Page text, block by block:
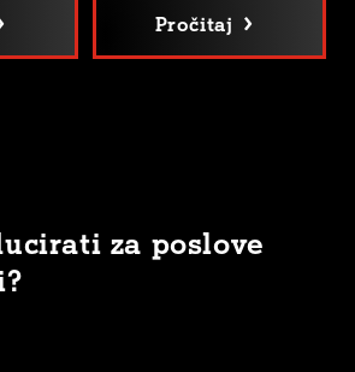
Pročitaj
za poslove